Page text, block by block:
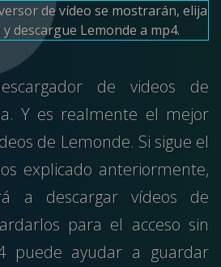
de vídeo se mostrarán, elija
descargue Lemonde a mp4.
de videos de
Y es realmente el mejor
de Lemonde. Si sigue el
explicado anteriormente,
a descargar vídeos de
para el acceso sin
puede ayudar a guardar